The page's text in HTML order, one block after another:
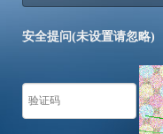
安全提问(未设置请忽略)